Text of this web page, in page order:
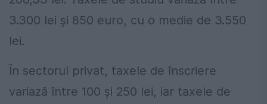
3.300 lei și 850 euro, cu o medie de 3.550
lei.
În sectorul privat, taxele de înscriere
variază între 100 și 250 lei, iar taxele de